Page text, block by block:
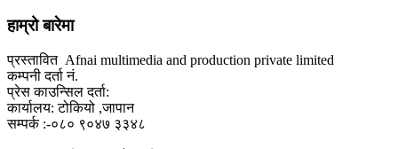
हाम्रो बारेमा
प्रस्तावित Afnai multimedia and production private limited
कम्पनी दर्ता नं.
प्रेस काउन्सिल दर्ता:
कार्यालय: टोकियो ,जापान
सम्पर्क :-०८० ९०४७ ३३४८